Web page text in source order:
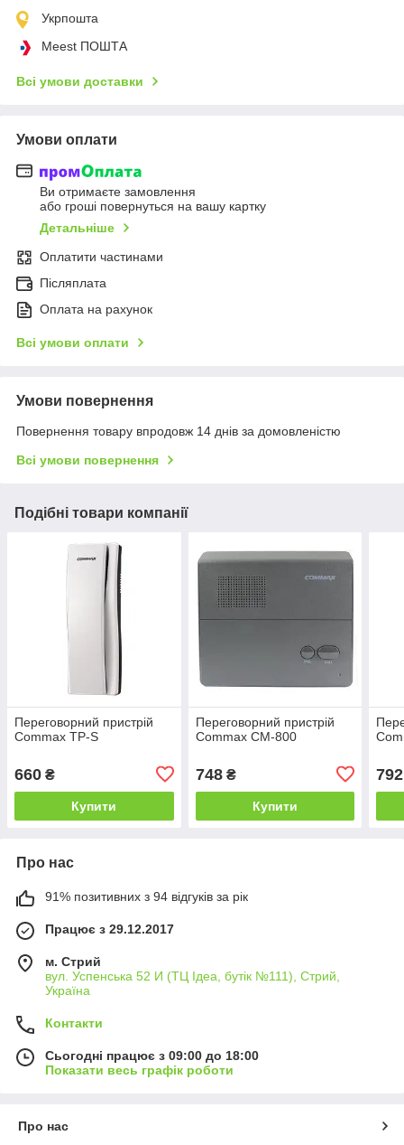
Укрпошта
Meest ПОШТА
Всі умови доставки
Умови оплати
Ви отримаєте замовлення
або гроші повернуться на вашу картку
Детальніше
Оплатити частинами
Післяплата
Оплата на рахунок
Всі умови оплати
Умови повернення
Повернення товару впродовж 14 днів за домовленістю
Всі умови повернення
Подібні товари компанії
Переговорний пристрій
Commax TP-S
660 ₴
Купити
Переговорний пристрій
Commax CM-800
748₴
Купити
792
Про нас
91% позитивних з 94 відгуків за рік
Працює з 29.12.2017
м. Стрий
вул. Успенська 52 И (ТЦ Ідеа, бутік №111), Стрий,
Україна
Контакти
Сьогодні працює з 09:00 до 18:00
Показати весь графік роботи
Про нас